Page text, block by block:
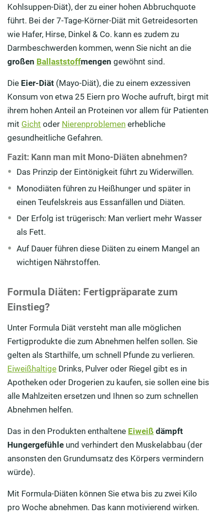
Kohlsuppen-Diät), der zu einer hohen Abbruchquote
führt. Bei der 7-Tage-Körner-Diät mit Getreidesorten
wie Hafer, Hirse, Dinkel & Co. kann es zudem zu
Darmbeschwerden kommen, wenn Sie nicht an die
großen Ballaststoffmengen gewöhnt sind.
Die Eier-Diät (Mayo-Diät), die zu einem exzessiven
Konsum von etwa 25 Eiern pro Woche aufruft, birgt mit
ihrem hohen Anteil an Proteinen vor allem für Patienten
mit Gicht oder Nierenproblemen erhebliche
gesundheitliche Gefahren.
Fazit: Kann man mit Mono-Diäten abnehmen?
Das Prinzip der Eintönigkeit führt zu Widerwillen.
Monodiäten führen zu Heißhunger und später in
einen Teufelskreis aus Essanfällen und Diäten.
Der Erfolg ist trügerisch: Man verliert mehr Wasser
als Fett.
Auf Dauer führen diese Diäten zu einem Mangel an
wichtigen Nährstoffen.
Formula Diäten: Fertigpräparate zum
Einstieg?
Unter Formula Diät versteht man alle möglichen
Fertigprodukte die zum Abnehmen helfen sollen. Sie
gelten als Starthilfe, um schnell Pfunde zu verlieren.
Eiweißhaltige Drinks, Pulver oder Riegel gibt es in
Apotheken oder Drogerien zu kaufen, sie sollen eine bis
alle Mahlzeiten ersetzen und Ihnen so zum schnellen
Abnehmen helfen.
Das in den Produkten enthaltene Eiweiß dämpft
Hungergefühle und verhindert den Muskelabbau (der
ansonsten den Grundumsatz des Körpers vermindern
würde).
Mit Formula-Diäten können Sie etwa bis zu zwei Kilo
pro Woche abnehmen. Das kann motivierend wirken.